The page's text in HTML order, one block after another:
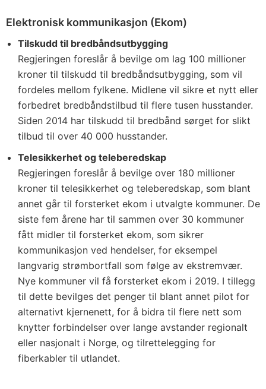
Elektronisk kommunikasjon (Ekom)
Tilskudd til bredbåndsutbygging
Regjeringen foreslår å bevilge om lag 100 millioner
kroner til tilskudd til bredbåndsutbygging, som vil
fordeles mellom fylkene. Midlene vil sikre et nytt eller
forbedret bredbåndstilbud til flere tusen husstander.
Siden 2014 har tilskudd til bredbånd sørget for slikt
tilbud til over 40 000 husstander.
Telesikkerhet og teleberedskap
Regjeringen foreslår å bevilge over 180 millioner
kroner til telesikkerhet og teleberedskap, som blant
annet går til forsterket ekom i utvalgte kommuner. De
siste fem årene har til sammen over 30 kommuner
fått midler til forsterket ekom, som sikrer
kommunikasjon ved hendelser, for eksempel
langvarig strømbortfall som følge av ekstremvær.
Nye kommuner vil få forsterket ekom i 2019. I tillegg
til dette bevilges det penger til blant annet pilot for
alternativt kjernenett, for å bidra til flere nett som
knytter forbindelser over lange avstander regionalt
eller nasjonalt i Norge, og tilrettelegging for
fiberkabler til utlandet.